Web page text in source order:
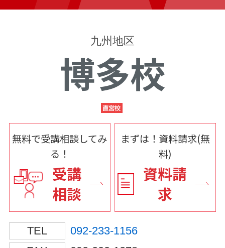
九州地区
博多校
無料で受講相談してみ
る！
受講
相談
まずは！資料請求(無
料)
資料請
求
TEL
092-233-1156